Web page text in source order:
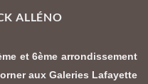
ALLÉNO
et 6ème arrondissement
aux Galeries Lafayette